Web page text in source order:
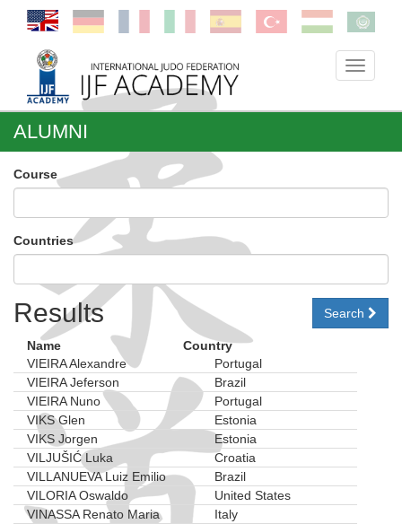
Toggle
ALUMNI
Course
Countries
Search
Results
Name
Country
VIEIRA Alexandre
Portugal
VIEIRA Jeferson
Brazil
VIEIRA Nuno
Portugal
VIKS Glen
Estonia
VIKS Jorgen
Estonia
VILJUŠIĆ Luka
Croatia
VILLANUEVA Luiz Emilio
Brazil
VILORIA Oswaldo
United States
VINASSA Renato Maria
Italy